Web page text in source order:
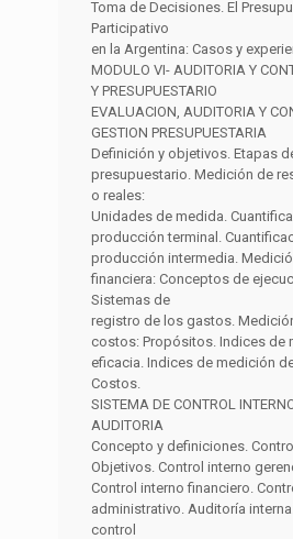
Toma de Decisiones. El
Participativo
en la Argentina: Casos y
MODULO VI- AUDITORIA Y
Y PRESUPUESTARIO
EVALUACION, AUDITORIA Y
GESTION PRESUPUESTARIA
Definición y objetivos. Etapas
presupuestario. Medición de
o reales:
Unidades de medida.
producción terminal.
producción intermedia.
financiera: Conceptos de
Sistemas de
registro de los gastos.
costos: Propósitos. Indices de
eficacia. Indices de medición
Costos.
SISTEMA DE CONTROL
AUDITORIA
Concepto y definiciones.
Objetivos. Control interno
Control interno financiero.
administrativo. Auditoría
control